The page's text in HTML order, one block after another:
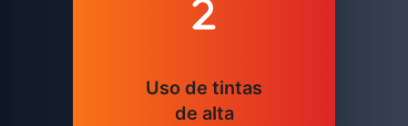
Uso de tintas
de alta